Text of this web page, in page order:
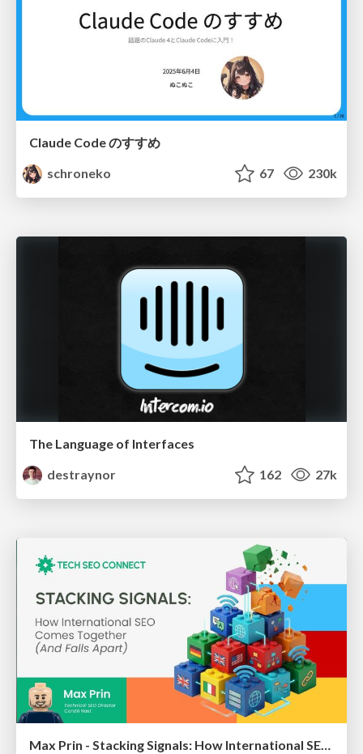
Claude Code のすすめ
schroneko
67 230k
The Language of Interfaces
destraynor
162 27k
Max Prin - Stacking Signals: How International SEO Comes Together (And Falls Apart)